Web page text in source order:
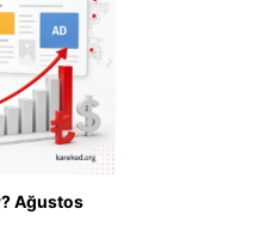
Ağustos